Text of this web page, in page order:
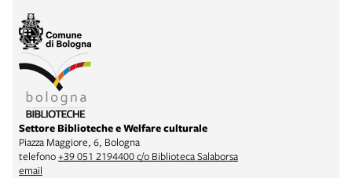
Settore Biblioteche e Welfare culturale
Piazza Maggiore, 6, Bologna
telefono+39 051 2194400 c/o Biblioteca Salaborsa
email